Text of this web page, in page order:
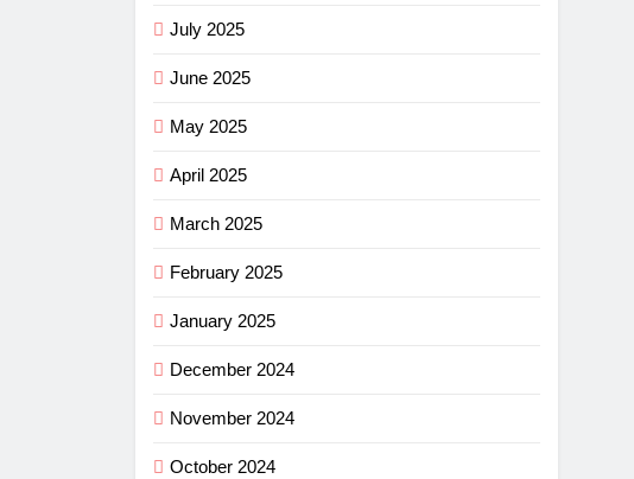
July 2025
June 2025
May 2025
April 2025
March 2025
February 2025
January 2025
December 2024
November 2024
October 2024